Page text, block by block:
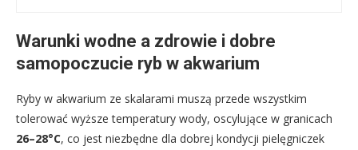
Warunki wodne a zdrowie i dobre
samopoczucie ryb w akwarium
Ryby w akwarium ze skalarami muszą przede wszystkim
tolerować wyższe temperatury wody, oscylujące w granicach
26–28°C, co jest niezbędne dla dobrej kondycji pielęgniczek